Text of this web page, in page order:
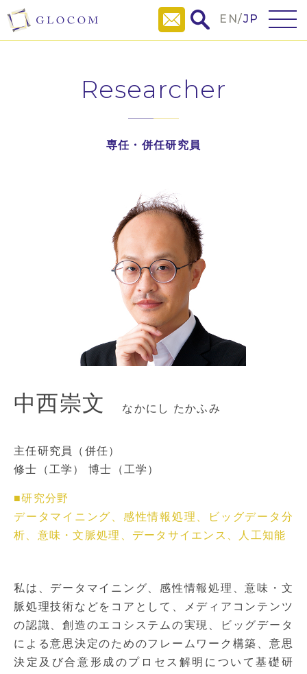
EN/JP
Researcher
専任・併任研究員
中西崇文 なかにし たかふみ
主任研究員（併任）
修士（工学） 博士（工学）
■研究分野
データマイニング、感性情報処理、ビッグデータ分
析、意味・文脈処理、データサイエンス、人工知能
私は、データマイニング、感性情報処理、意味・文
脈処理技術などをコアとして、メディアコンテンツ
の認識、創造のエコシステムの実現、ビッグデータ
による意思決定のためのフレームワーク構築、意思
決定及び合意形成のプロセス解明について基礎研